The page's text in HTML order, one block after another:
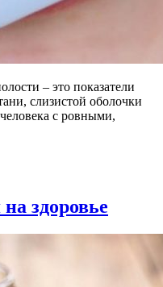
– это показатели
слизистой оболочки
с ровными,
здоровье